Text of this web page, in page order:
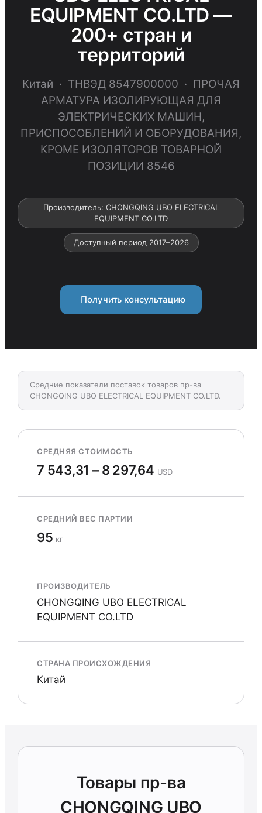
EQUIPMENT CO.LTD —
200+ стран и
территорий
Китай · ТНВЭД 8547900000 · ПРОЧАЯ
АРМАТУРА ИЗОЛИРУЮЩАЯ ДЛЯ
ЭЛЕКТРИЧЕСКИХ МАШИН,
ПРИСПОСОБЛЕНИЙ И ОБОРУДОВАНИЯ,
КРОМЕ ИЗОЛЯТОРОВ ТОВАРНОЙ
ПОЗИЦИИ 8546
Производитель: CHONGQING UBO ELECTRICAL
EQUIPMENT CO.LTD
Доступный период 2017–2026
Получить консультацию
Средние показатели поставок товаров пр-ва
CHONGQING UBO ELECTRICAL EQUIPMENT CO.LTD.
СРЕДНЯЯ СТОИМОСТЬ
7 543,31 – 8 297,64 USD
СРЕДНИЙ ВЕС ПАРТИИ
95 кг
ПРОИЗВОДИТЕЛЬ
CHONGQING UBO ELECTRICAL
EQUIPMENT CO.LTD
СТРАНА ПРОИСХОЖДЕНИЯ
Китай
Товары пр-ва
CHONGQING UBO